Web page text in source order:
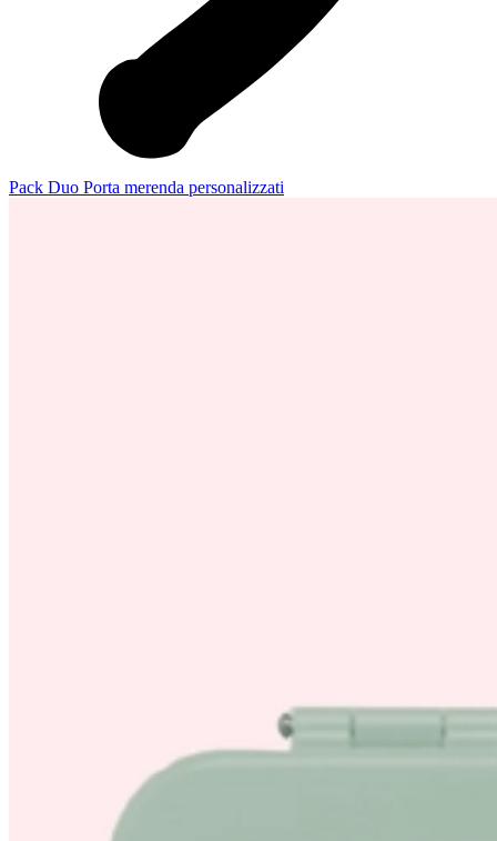
Pack Duo Porta merenda personalizzati